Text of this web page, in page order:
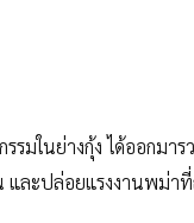
มในย่างกุ้ง ได้ออกมา
และปล่อยแรงงานพม่